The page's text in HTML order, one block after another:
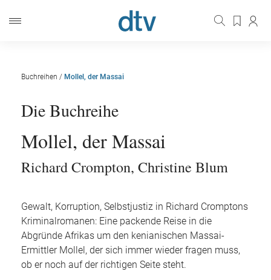
Buchreihen / Mollel, der Massai
Die Buchreihe
Mollel, der Massai
Richard Crompton, Christine Blum
Gewalt, Korruption, Selbstjustiz in Richard Cromptons
Kriminalromanen: Eine packende Reise in die
Abgründe Afrikas um den kenianischen Massai-
Ermittler Mollel, der sich immer wieder fragen muss,
ob er noch auf der richtigen Seite steht.